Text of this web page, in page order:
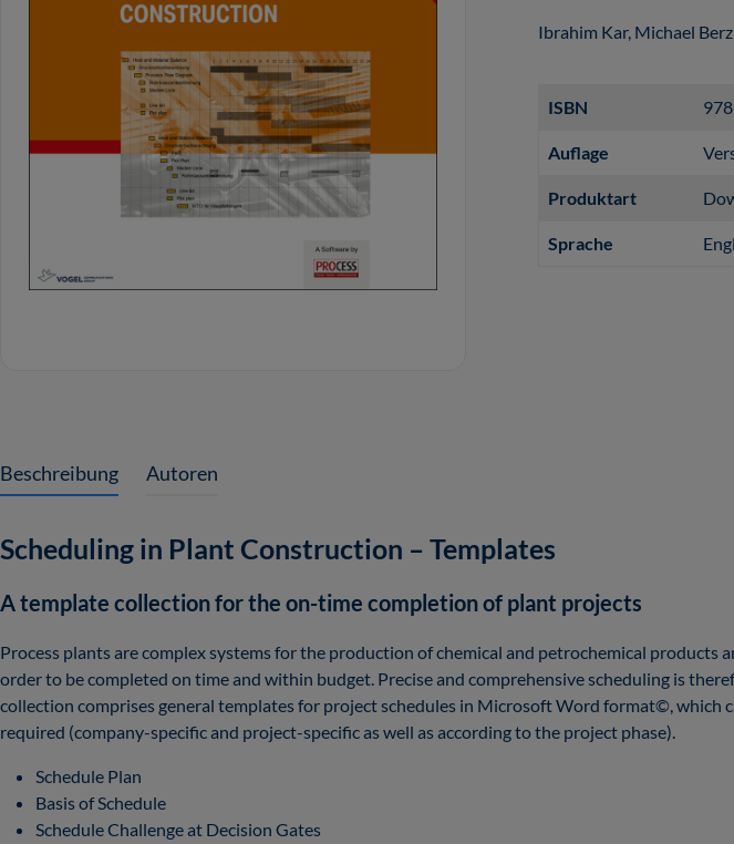
Ibrahim Kar, Michael Berz
ISBN
Auflage
Produktart
Sprache
Beschreibung Autoren
Scheduling in Plant Construction – Templates
A template collection for the on-time completion of plant projects
Process plants are complex systems for the production of chemical and petrochemical products
order to be completed on time and within budget. Precise and comprehensive scheduling is
collection comprises general templates for project schedules in Microsoft Word format©, which
required (company-specific and project-specific as well as according to the project phase).
Schedule Plan
Basis of Schedule
Schedule Challenge at Decision Gates